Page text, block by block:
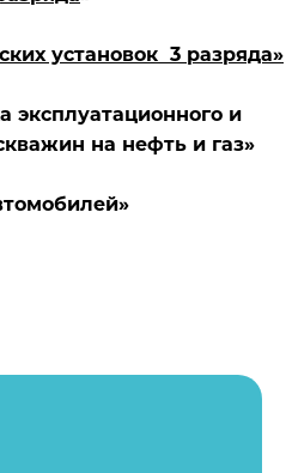
установок 3 разряда»
и
на нефть и газ»